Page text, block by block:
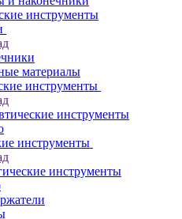
инструменты
материалы
инструменты
инструменты
инструменты
инструменты